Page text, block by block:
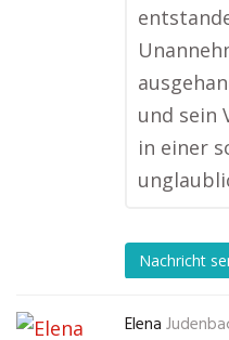
und sein
in einer
Nachricht
Elena